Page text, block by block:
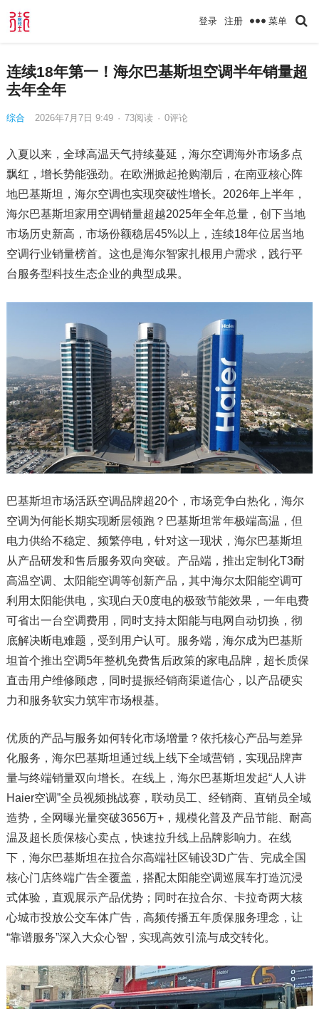
登录 注册 菜单
连续18年第一！海尔巴基斯坦空调半年销量超
去年全年
综合 2026年7月7日 9:49 · 73阅读 · 0评论
入夏以来，全球高温天气持续蔓延，海尔空调海外市场多点
飘红，增长势能强劲。在欧洲掀起抢购潮后，在南亚核心阵
地巴基斯坦，海尔空调也实现突破性增长。2026年上半年，
海尔巴基斯坦家用空调销量超越2025年全年总量，创下当地
市场历史新高，市场份额稳居45%以上，连续18年位居当地
空调行业销量榜首。这也是海尔智家扎根用户需求，践行平
台服务型科技生态企业的典型成果。
巴基斯坦市场活跃空调品牌超20个，市场竞争白热化，海尔
空调为何能长期实现断层领跑？巴基斯坦常年极端高温，但
电力供给不稳定、频繁停电，针对这一现状，海尔巴基斯坦
从产品研发和售后服务双向突破。产品端，推出定制化T3耐
高温空调、太阳能空调等创新产品，其中海尔太阳能空调可
利用太阳能供电，实现白天0度电的极致节能效果，一年电费
可省出一台空调费用，同时支持太阳能与电网自动切换，彻
底解决断电难题，受到用户认可。服务端，海尔成为巴基斯
坦首个推出空调5年整机免费售后政策的家电品牌，超长质保
直击用户维修顾虑，同时提振经销商渠道信心，以产品硬实
力和服务软实力筑牢市场根基。
优质的产品与服务如何转化市场增量？依托核心产品与差异
化服务，海尔巴基斯坦通过线上线下全域营销，实现品牌声
量与终端销量双向增长。在线上，海尔巴基斯坦发起“人人讲
Haier空调”全员视频挑战赛，联动员工、经销商、直销员全域
造势，全网曝光量突破3656万+，规模化普及产品节能、耐高
温及超长质保核心卖点，快速拉升线上品牌影响力。在线
下，海尔巴基斯坦在拉合尔高端社区铺设3D广告、完成全国
核心门店终端广告全覆盖，搭配太阳能空调巡展车打造沉浸
式体验，直观展示产品优势；同时在拉合尔、卡拉奇两大核
心城市投放公交车体广告，高频传播五年质保服务理念，让
“靠谱服务”深入大众心智，实现高效引流与成交转化。